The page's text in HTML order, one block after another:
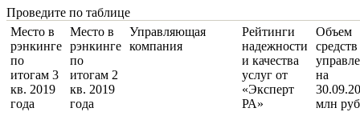
Проведите по таблице
Место в
рэнкинге
по
итогам 3
кв. 2019
года
Место в
рэнкинге
по
итогам 2
кв. 2019
года
Управляющая
компания
Рейтинги
надежности
и качества
услуг от
«Эксперт
РА»
Объем
на
млн